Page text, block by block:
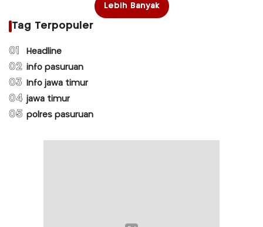
Lebih Banyak
Tag Terpopuler
01 Headline
02 info pasuruan
03 Info jawa timur
04 jawa timur
05 polres pasuruan